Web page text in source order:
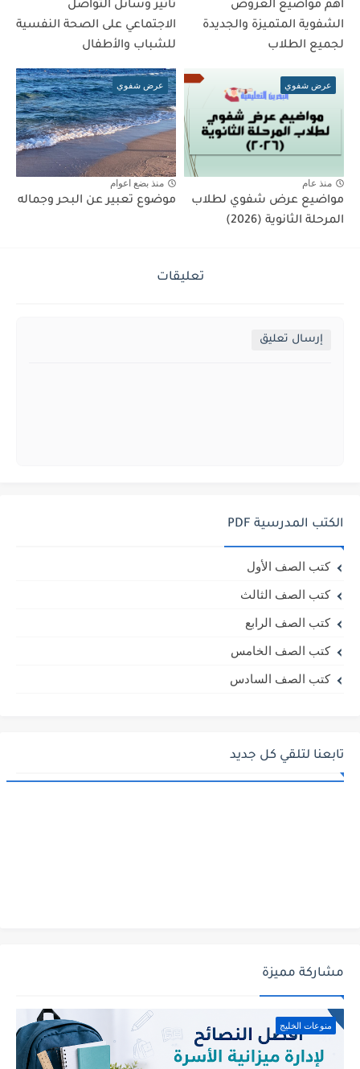
أهم مواضيع العروض
الشفوية المتميزة والجديدة
لجميع الطلاب
تأثير وسائل التواصل
الاجتماعي على الصحة النفسية
للشباب والأطفال
عرض شفوي
منذ عام
مواضيع عرض شفوي لطلاب
المرحلة الثانوية (2026)
عرض شفوي
منذ بضع اعوام
موضوع تعبير عن البحر وجماله
تعليقات
إرسال تعليق
الكتب المدرسية PDF
كتب الصف الأول
كتب الصف الثالث
كتب الصف الرابع
كتب الصف الخامس
كتب الصف السادس
تابعنا لتلقي كل جديد
مشاركة مميزة
منوعات الخليج